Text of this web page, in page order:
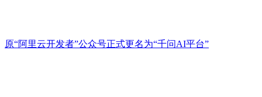
原“阿里云开发者”公众号正式更名为“千问AI平台”